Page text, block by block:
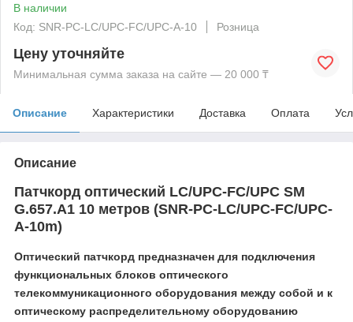
В наличии
Код: SNR-PC-LC/UPC-FC/UPC-A-10
Розница
Цену уточняйте
Минимальная сумма заказа на сайте — 20 000 ₸
Описание Характеристики Доставка Оплата
Описание
Патчкорд оптический LC/UPC-FC/UPC SM
G.657.A1 10 метров (SNR-PC-LC/UPC-FC/UPC-
A-10m)
Оптический патчкорд предназначен для подключения
функциональных блоков оптического
телекоммуникационного оборудования между собой и к
оптическому распределительному оборудованию